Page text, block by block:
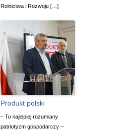
Rolnictwa i Rozwoju […]
Produkt polski
– To najlepiej rozumiany
patriotyzm gospodarczy –